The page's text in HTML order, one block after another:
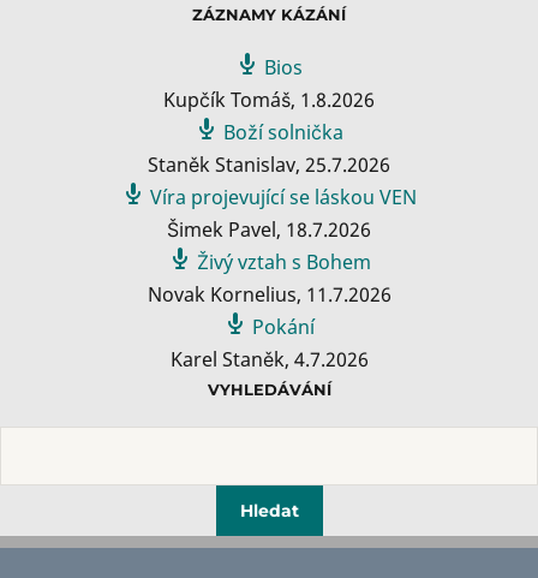
s
ZÁZNAMY KÁZÁNÍ
Bios
Kupčík Tomáš, 1.8.2026
Boží solnička
Staněk Stanislav, 25.7.2026
Víra projevující se láskou VEN
Šimek Pavel, 18.7.2026
Živý vztah s Bohem
Novak Kornelius, 11.7.2026
Pokání
Karel Staněk, 4.7.2026
VYHLEDÁVÁNÍ